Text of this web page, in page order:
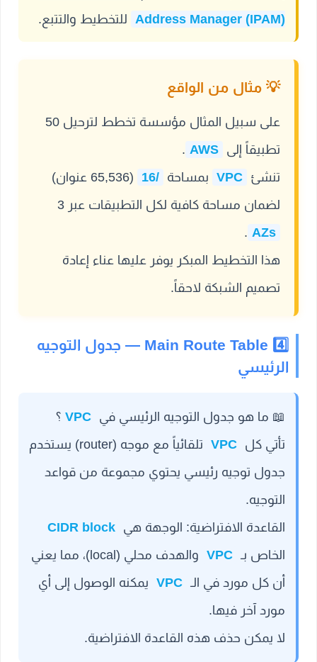
Address Manager (IPAM) للتخطيط والتتبع.
على سبيل المثال مؤسسة تخطط لترحيل 50
تطبيقاً إلى AWS
.
تنشئ VPC بمساحة /16
(65,536 عنوان)
لضمان مساحة كافية لكل التطبيقات عبر 3
AZs
.
هذا التخطيط المبكر يوفر عليها عناء إعادة
تصميم الشبكة لاحقاً.
4️⃣ Main Route Table — جدول التوجيه
الرئيسي
📖 ما هو جدول التوجيه الرئيسي في VPC ؟
تأتي كل VPC
تلقائياً مع موجه (router) يستخدم
جدول توجيه رئيسي يحتوي مجموعة من قواعد
التوجيه.
القاعدة الافتراضية: الوجهة هي CIDR block
الخاص بـ VPC
والهدف محلي (local)، مما يعني
أن كل مورد في الـ VPC يمكنه الوصول إلى أي
مورد آخر فيها.
لا يمكن حذف هذه القاعدة الافتراضية.